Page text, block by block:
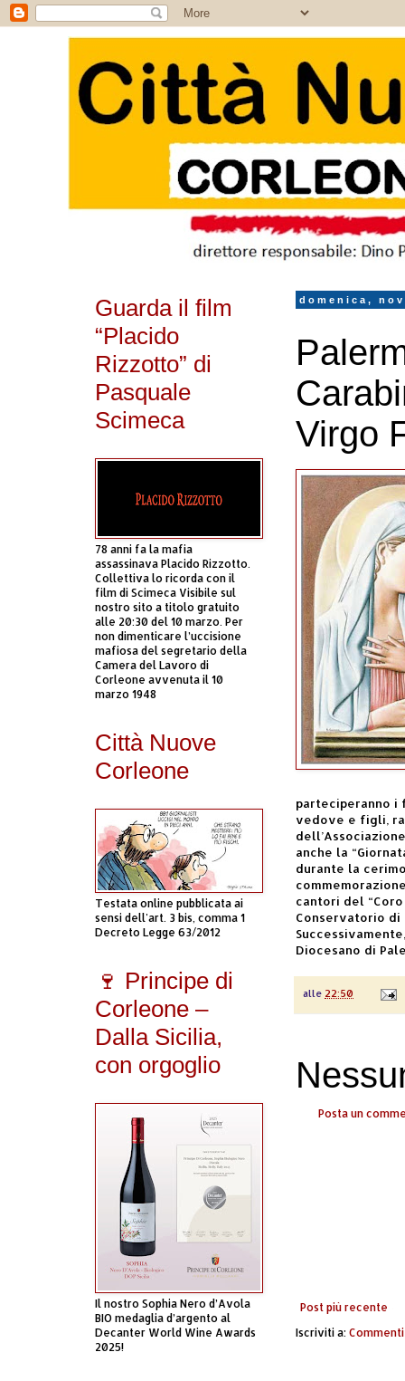
domenica,
Virgo
parteciperanno i
vedove e figli,
anche la
durante la
cantori del
Conservatorio di
Diocesano di
alle 22:50
Posta un
Post più recente
Iscriviti a:
Guarda il film
“Placido
Rizzotto” di
Pasquale
Scimeca
78 anni fa la mafia
assassinava Placido Rizzotto.
Collettiva lo ricorda con il
film di Scimeca Visibile sul
nostro sito a titolo gratuito
alle 20:30 del 10 marzo. Per
non dimenticare l’uccisione
mafiosa del segretario della
Camera del Lavoro di
Corleone avvenuta il 10
marzo 1948
Città Nuove
Corleone
Testata online pubblicata ai
sensi dell'art. 3 bis, comma 1
Decreto Legge 63/2012
🍷 Principe di
Corleone –
Dalla Sicilia,
con orgoglio
Il nostro Sophia Nero d’Avola
BIO medaglia d’argento al
Decanter World Wine Awards
2025!